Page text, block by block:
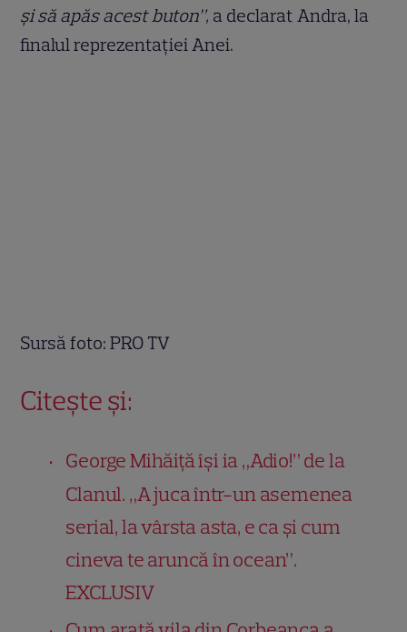
și să apăs acest buton”, a declarat Andra, la
finalul reprezentației Anei.
Sursă foto: PRO TV
Citește și:
George Mihăiță își ia „Adio!” de la
Clanul. „A juca într-un asemenea
serial, la vârsta asta, e ca și cum
cineva te aruncă în ocean”.
EXCLUSIV